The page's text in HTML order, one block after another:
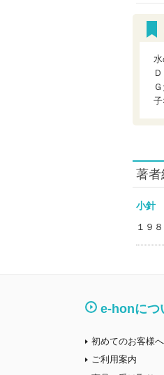
子
著者
小針
１９
e-honにつ
初めてのお客様へ
ご利用案内